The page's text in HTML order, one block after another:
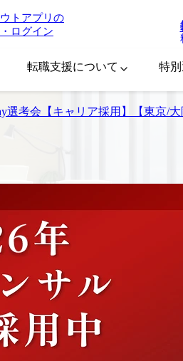
トアプリの
ログイン
転職支援について 特
考会【キャリア採用】【東京/大